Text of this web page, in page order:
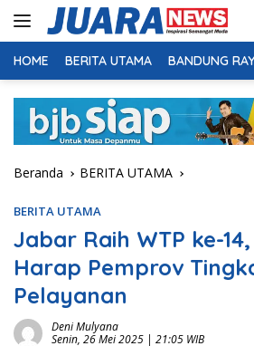
HOME BERITA UTAMA BANDUNG
Beranda BERITA UTAMA
BERITA UTAMA
Jabar Raih WTP ke-
Harap Pemprov
Pelayanan
Deni Mulyana
Senin, 26 Mei 2025 | 21:05 WIB